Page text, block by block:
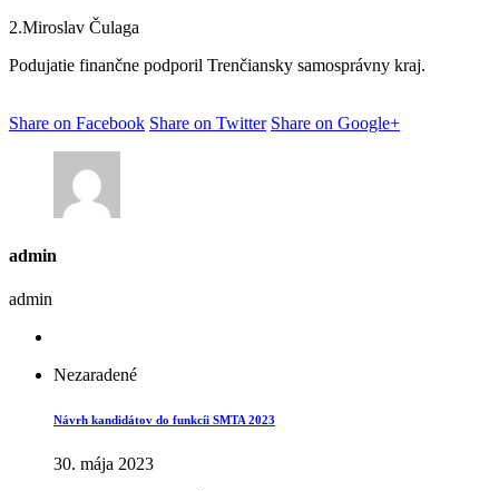
2.Miroslav Čulaga
Podujatie finančne podporil Trenčiansky samosprávny kraj.
Share on Facebook Share on Twitter Share on Google+
admin
admin
Nezaradené
Návrh kandidátov do funkcíi SMTA 2023
30. mája 2023